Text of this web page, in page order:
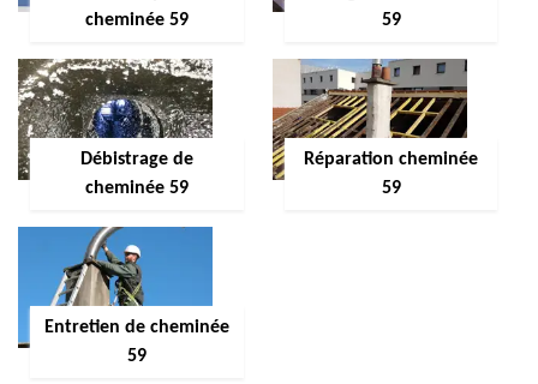
cheminée 59
59
Débistrage de
cheminée 59
Réparation cheminée
59
Entretien de cheminée
59